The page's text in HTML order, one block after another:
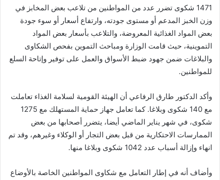
1471 شكوى تضرر عدد من المواطنين من تلاعب بعض المخابز في
وزن الخبز المدعم أو مستوى جودته، وارتفاع أسعار أو سوء جودة
بعض المواد الغذائية المعروضة، والتلاعب بأسعار بعض المواد
التموينية، حيث قامت الوزارة ومباحث التموين بفحص الشكاوى
والبلاغات ضمن جهود ضبط الأسواق والعمل على توفير وإتاحة السلع
للمواطنين.
وأكد الدكتور طارق الرفاعي أن الهيئة القومية لسلامة الغذاء تعاملت
مع 140 شكوى وبلاغا. كما تعامل جهاز حماية المستهلك مع 1275
شكوى، في شهر يناير الماضي أيضا، يتضرر أصحابها من بعض
الممارسات الاحتكارية من قبل بعض التجار أو الوكلاء وغيرهم، وقد تم
انهاء وإزالة أسباب عدد 1042 شكوى وبلاغا منها.
وأضاف أنه في إطار التعامل مع شكاوى المواطنين الخاصة بالأوضاع